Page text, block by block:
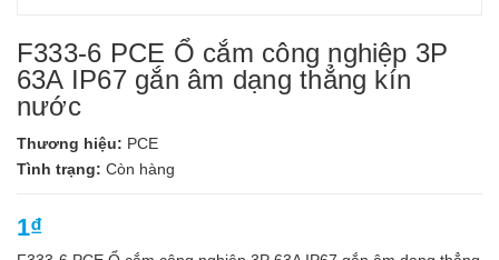
F333-6 PCE Ổ cắm công nghiệp 3P
63A IP67 gắn âm dạng thẳng kín
nước
Thương hiệu: PCE
Tình trạng: Còn hàng
1₫